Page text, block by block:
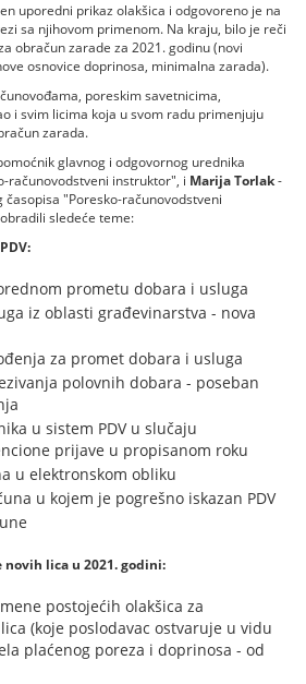
uporedni prikaz olakšica i odgovoreno je na
sa njihovom primenom. Na kraju, bilo je reči
obračun zarade za 2021. godinu (novi
osnovice doprinosa, minimalna zarada).
poreskim savetnicima,
i svim licima koja u svom radu primenjuju
zarada.
glavnog i odgovornog urednika
računovodstveni instruktor", i Marija Torlak-
"Poresko-računovodstveni
sledeće teme:
prometu dobara i usluga
iz oblasti građevinarstva - nova
za promet dobara i usluga
polovnih dobara - poseban
u sistem PDV u slučaju
prijave u propisanom roku
u elektronskom obliku
u kojem je pogrešno iskazan PDV
novih lica u 2021. godini:
postojećih olakšica za
(koje poslodavac ostvaruje u vidu
plaćenog poreza i doprinosa - od